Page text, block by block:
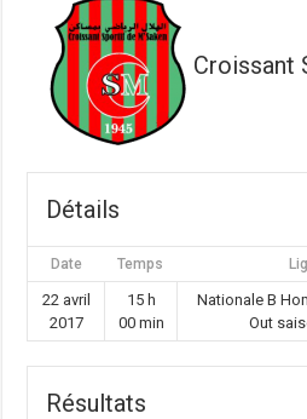
Croissant
Détails
Date Temps
22 avril
2017
15 h
00 min
Nationale B
Out
Résultats